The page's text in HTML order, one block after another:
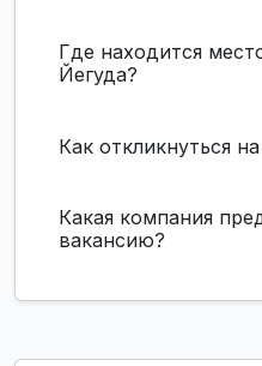
Где находится
Йегуда?
Как откликнуться
Какая компания
вакансию?